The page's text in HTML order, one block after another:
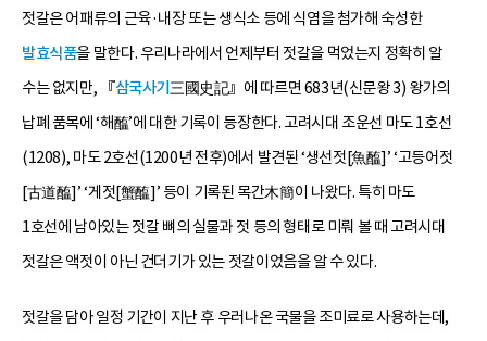
젓갈은 어패류의 근육·내장 또는 생식소 등에 식염을 첨가해 숙성한
발효식품을 말한다. 우리나라에서 언제부터 젓갈을 먹었는지 정확히 알
수는 없지만, 『삼국사기三國史記』에 따르면 683년(신문왕 3) 왕가의
납폐 품목에 ‘해醢’에 대한 기록이 등장한다. 고려시대 조운선 마도 1호선
(1208), 마도 2호선(1200년 전후)에서 발견된 ‘생선젓[魚醢]’ ‘고등어젓
[古道醢]’ ‘게젓[蟹醢]’ 등이 기록된 목간木簡이 나왔다. 특히 마도
1호선에 남아있는 젓갈 뼈의 실물과 젓 등의 형태로 미뤄 볼 때 고려시대
젓갈은 액젓이 아닌 건더기가 있는 젓갈이었음을 알 수 있다.
젓갈을 담아 일정 기간이 지난 후 우러나온 국물을 조미료로 사용하는데,